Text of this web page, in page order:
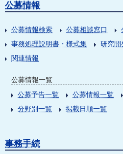
公募情報
公募情報検索 公募相談窓口
事務処理説明書・様式集
研究開
関連情報
公募情報一覧
公募予告一覧
公募情報一覧
分野別一覧
掲載日順一覧
事務手続